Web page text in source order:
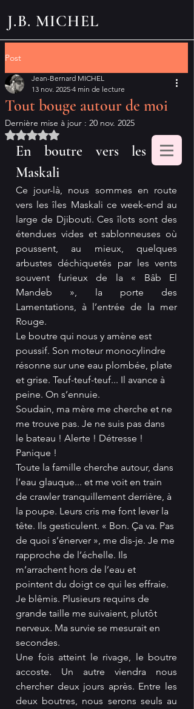
J.B. MICHEL
Post
Tout bouge autour de moi
Jean-Bernard MICHEL
13 nov. 2025 4 min de lecture
Dernière mise à jour : 20 nov. 2025
Noté NaN étoiles sur 5.
En boutre vers les îles
Maskali
Ce jour-là, nous sommes en route
vers les îles Maskali ce week-end au
large de Djibouti. Ces îlots sont des
étendues vides et sablonneuses où
poussent, au mieux, quelques
arbustes déchiquetés par les vents
souvent furieux de la « Bâb El
Mandeb », la porte des
Lamentations, à l’entrée de la mer
Rouge.
Le boutre qui nous y amène est
poussif. Son moteur monocylindre
résonne sur une eau plombée, plate
et grise. Teuf-teuf-teuf... Il avance à
peine. On s’ennuie.
Soudain, ma mère me cherche et ne
me trouve pas. Je ne suis pas dans
le bateau ! Alerte ! Détresse !
Panique !
Toute la famille cherche autour, dans
l’eau glauque... et me voit en train
de crawler tranquillement derrière, à
la poupe. Leurs cris me font lever la
tête. Ils gesticulent. « Bon. Ça va. Pas
de quoi s’énerver », me dis-je. Je me
rapproche de l’échelle. Ils
m’arrachent hors de l’eau et
pointent du doigt ce qui les effraie.
Je blêmis. Plusieurs requins de
grande taille me suivaient, plutôt
nerveux. Ma survie se mesurait en
secondes.
Une fois atteint le rivage, le boutre
accoste. Un autre viendra nous
chercher deux jours après. Entre les
deux boutres, nous serons seuls au